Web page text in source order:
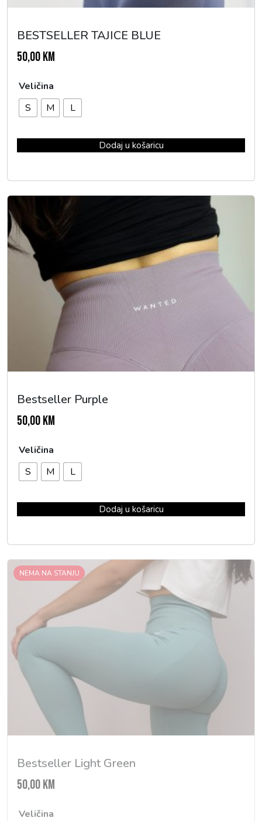
BESTSELLER TAJICE BLUE
50,00KM
Veličina
S
M L
Dodaj u košaricu
Bestseller Purple
50,00KM
Veličina
S
M L
Dodaj u košaricu
NEMA NA STANJU
Bestseller Light Green
50,00KM
Veličina